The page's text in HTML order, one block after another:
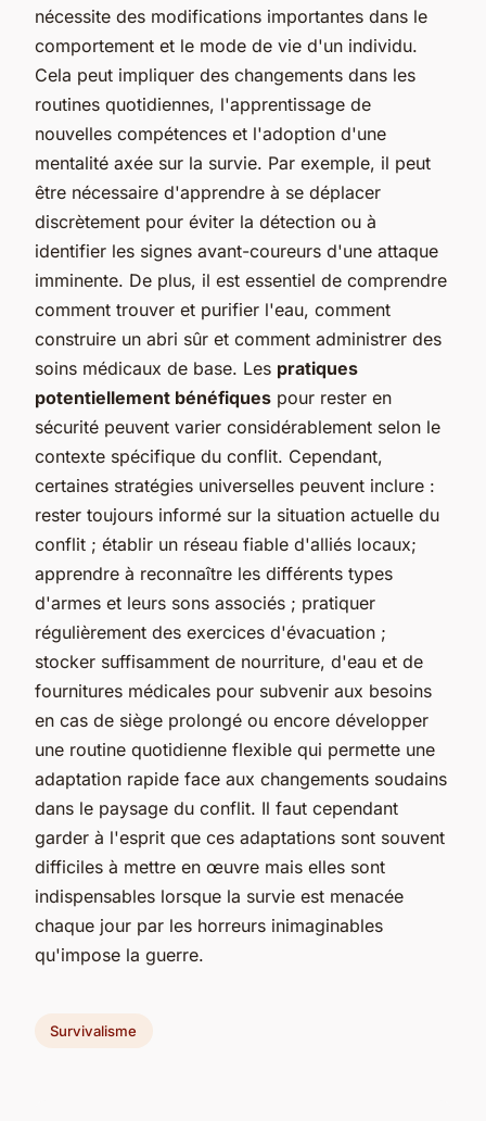
nécessite des modifications importantes dans le
comportement et le mode de vie d'un individu.
Cela peut impliquer des changements dans les
routines quotidiennes, l'apprentissage de
nouvelles compétences et l'adoption d'une
mentalité axée sur la survie. Par exemple, il peut
être nécessaire d'apprendre à se déplacer
discrètement pour éviter la détection ou à
identifier les signes avant-coureurs d'une attaque
imminente. De plus, il est essentiel de comprendre
comment trouver et purifier l'eau, comment
construire un abri sûr et comment administrer des
soins médicaux de base. Les pratiques
potentiellement bénéfiques pour rester en
sécurité peuvent varier considérablement selon le
contexte spécifique du conflit. Cependant,
certaines stratégies universelles peuvent inclure :
rester toujours informé sur la situation actuelle du
conflit ; établir un réseau fiable d'alliés locaux;
apprendre à reconnaître les différents types
d'armes et leurs sons associés ; pratiquer
régulièrement des exercices d'évacuation ;
stocker suffisamment de nourriture, d'eau et de
fournitures médicales pour subvenir aux besoins
en cas de siège prolongé ou encore développer
une routine quotidienne flexible qui permette une
adaptation rapide face aux changements soudains
dans le paysage du conflit. Il faut cependant
garder à l'esprit que ces adaptations sont souvent
difficiles à mettre en œuvre mais elles sont
indispensables lorsque la survie est menacée
chaque jour par les horreurs inimaginables
qu'impose la guerre.
Survivalisme